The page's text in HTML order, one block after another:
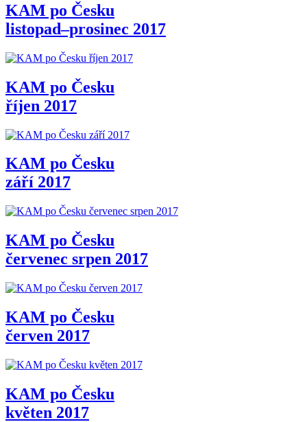
KAM po Česku
listopad–prosinec 2017
KAM po Česku
říjen 2017
KAM po Česku
září 2017
KAM po Česku
červenec srpen 2017
KAM po Česku
červen 2017
KAM po Česku
květen 2017